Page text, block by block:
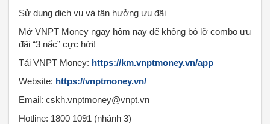
Sử dụng dịch vụ và tận hưởng ưu đãi
Mở VNPT Money ngay hôm nay để không bỏ lỡ combo ưu
đãi “3 nấc” cực hời!
Tải VNPT Money: https://km.vnptmoney.vn/app
Website: https://vnptmoney.vn/
Email: cskh.vnptmoney@vnpt.vn
Hotline: 1800 1091 (nhánh 3)